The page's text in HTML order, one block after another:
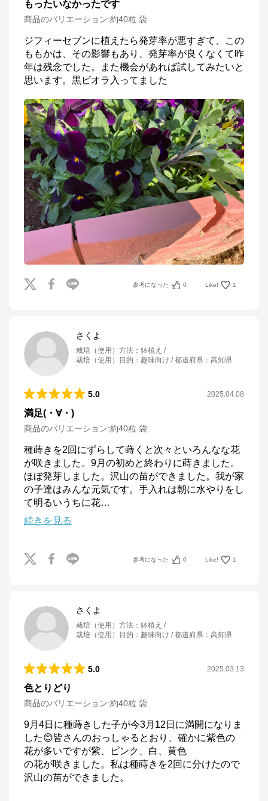
もったいなかったです
商品のバリエーション:約40粒 袋
ジフィーセブンに植えたら発芽率が悪すぎて、この
ももかは、その影響もあり、発芽率が良くなくて昨
年は残念でした。また機会があれば試してみたいと
思います。黒ビオラ入ってました
参考になった 0 Like! 1
さくよ
栽培（使用）方法 ： 鉢植え
栽培（使用）目的 ： 趣味向け 都道府県 ： 高知県
5.0 2025.04.08
満足(⁠・⁠∀⁠・⁠)
商品のバリエーション:約40粒 袋
種蒔きを2回にずらして蒔くと次々といろんなな花
が咲きました。9月の初めと終わりに蒔きました。
ほぼ発芽しました。沢山の苗ができました。我が家
の子達はみんな元気です。手入れは朝に水やりをし
て明るいうちに花…
続きを見る
参考になった 0 Like! 1
さくよ
栽培（使用）方法 ： 鉢植え
栽培（使用）目的 ： 趣味向け 都道府県 ： 高知県
5.0 2025.03.13
色とりどり
商品のバリエーション:約40粒 袋
9月4日に種蒔きした子が今3月12日に満開になりま
した😊皆さんのおっしゃるとおり、確かに紫色の
花が多いですが紫、ピンク、白、黄色
の花が咲きました。私は種蒔きを2回に分けたので
沢山の苗ができました。